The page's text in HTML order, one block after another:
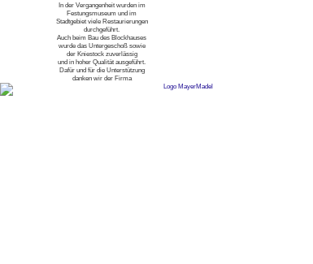
In der Vergangenheit wurden im
Festungsmuseum und im
Stadtgebiet viele Restaurierungen
durchgeführt.
Auch beim Bau des Blockhauses
wurde das Untergeschoß sowie
der Kniestock zuverlässig
und in hoher Qualität ausgeführt.
Dafür und für die Unterstützung
danken wir der Firma